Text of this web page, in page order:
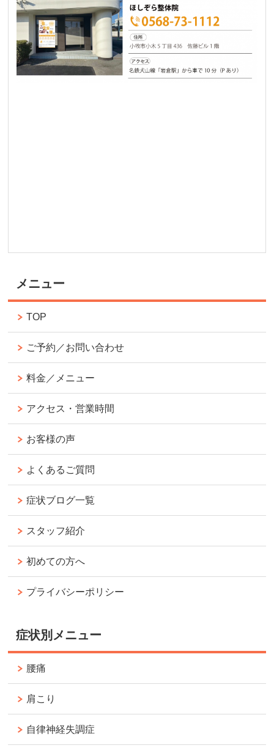
メニュー
TOP
ご予約／お問い合わせ
料金／メニュー
アクセス・営業時間
お客様の声
よくあるご質問
症状ブログ一覧
スタッフ紹介
初めての方へ
プライバシーポリシー
症状別メニュー
腰痛
肩こり
自律神経失調症